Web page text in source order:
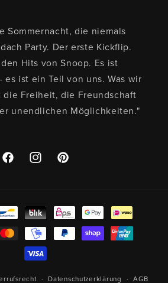
Sommernacht, die niemals
Party. Der erste Kickflip.
Hits von Snoop. Es ist
es ist ein Teil von uns. Was wir
die Freiheit, die Freundschaft
unendlichen Möglichkeiten."
FacebookInstagramPinterest
Datenschutzerklärung AGB